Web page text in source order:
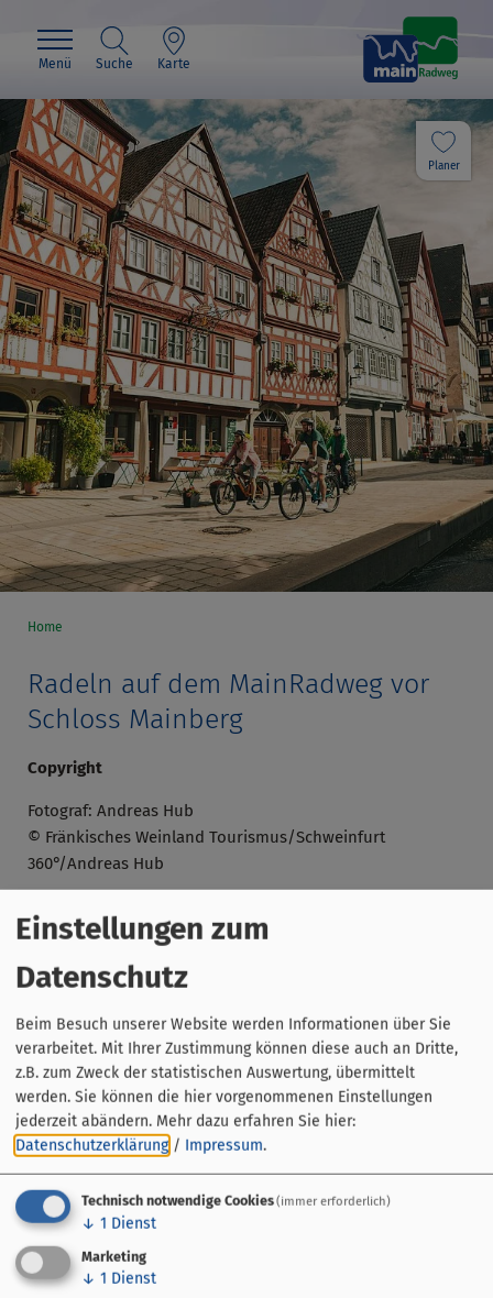
Menü Suche Karte
Planer
Home
Radeln auf dem MainRadweg vor
Schloss Mainberg
Copyright
Fotograf: Andreas Hub
© Fränkisches Weinland Tourismus/Schweinfurt
360°/Andreas Hub
Streckenführung
Übersicht
Einstellungen zum
Datenschutz
Beim Besuch unserer Website werden Informationen über Sie
verarbeitet. Mit Ihrer Zustimmung können diese auch an Dritte,
z.B. zum Zweck der statistischen Auswertung, übermittelt
werden. Sie können die hier vorgenommenen Einstellungen
jederzeit abändern. Mehr dazu erfahren Sie hier:
Datenschutzerklärung / Impressum.
Technisch notwendige Cookies(immer erforderlich)
↓ 1 Dienst
Marketing
↓ 1 Dienst